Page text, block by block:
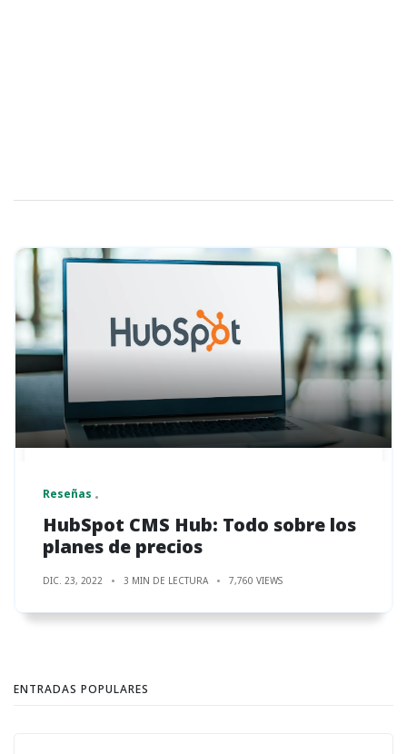
Reseñas
HubSpot CMS Hub: Todo sobre los
planes de precios
DIC. 23, 2022 3 MIN DE LECTURA 7,760 VIEWS
ENTRADAS POPULARES